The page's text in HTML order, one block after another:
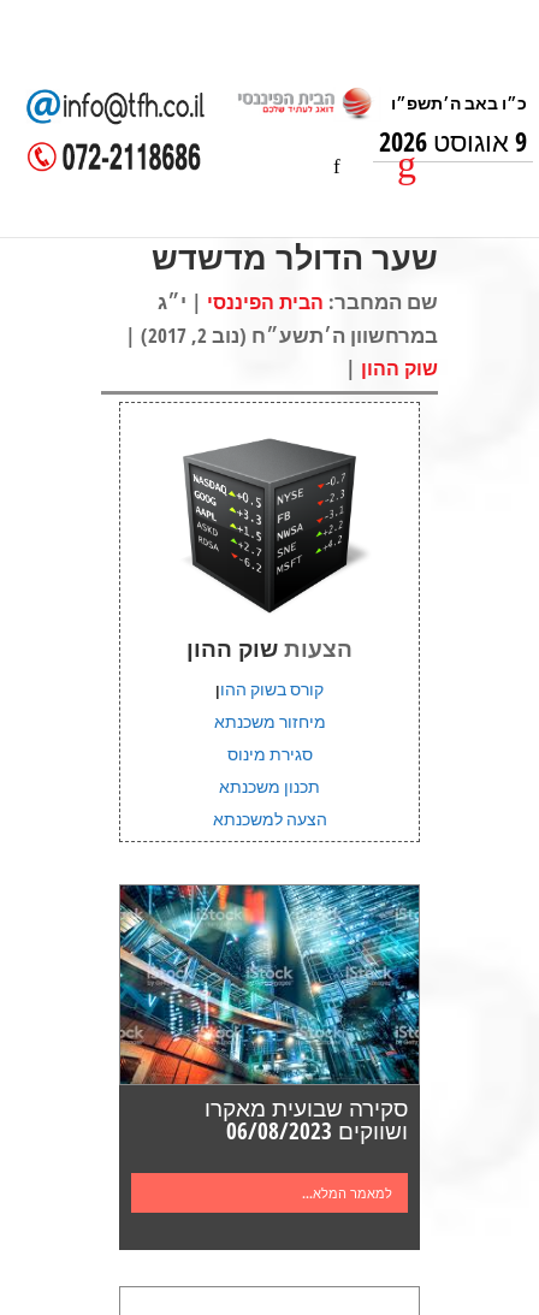
9 אוגוסט 2026
שער הדולר מדשדש
שם המחבר: הבית הפיננסי | י״ג
במרחשוון ה׳תשע״ח (נוב 2, 2017) |
שוק ההון |
הצעותשוק ההון
קורס בשוק ההון
מיחזור משכנתא
סגירת מינוס
תכנון משכנתא
הצעה למשכנתא
סקירה שבועית מאקרו
ושווקים 06/08/2023
למאמר המלא...